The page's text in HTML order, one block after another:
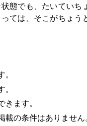
態でも、たいていち
ては、そこがちょう
ます。
の条件はありません。